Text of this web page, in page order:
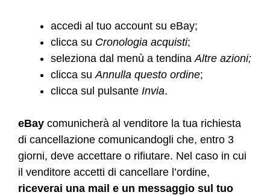
accedi al tuo account su eBay;
clicca su Cronologia acquisti;
seleziona dal menù a tendina Altre azioni;
clicca su Annulla questo ordine;
clicca sul pulsante Invia.
eBay comunicherà al venditore la tua richiesta
di cancellazione comunicandogli che, entro 3
giorni, deve accettare o rifiutare. Nel caso in cui
il venditore accetti di cancellare l’ordine,
riceverai una mail e un messaggio sul tuo